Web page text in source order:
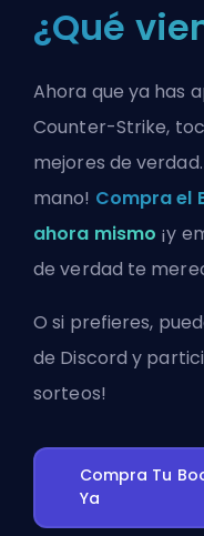
¿Qué
Ahora que ya has
Counter-Strike,
mejores de
mano! Compra el
ahora mismo ¡y
de verdad te
O si prefieres,
de Discord y
sorteos!
Compra Tu
Ya